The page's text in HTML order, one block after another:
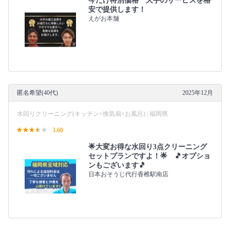
安で提供します！
えがお本舗
匿名希望(40代) 2025年12月
水回りクリーニング(キッチン×換気扇×お風呂) | 福岡県
3.60
🌟大変お得な水回り3点クリーニング
セットプランですよ！🌟 🎵オプショ
ンもございます🎵
日本おそうじ代行香椎駅南店